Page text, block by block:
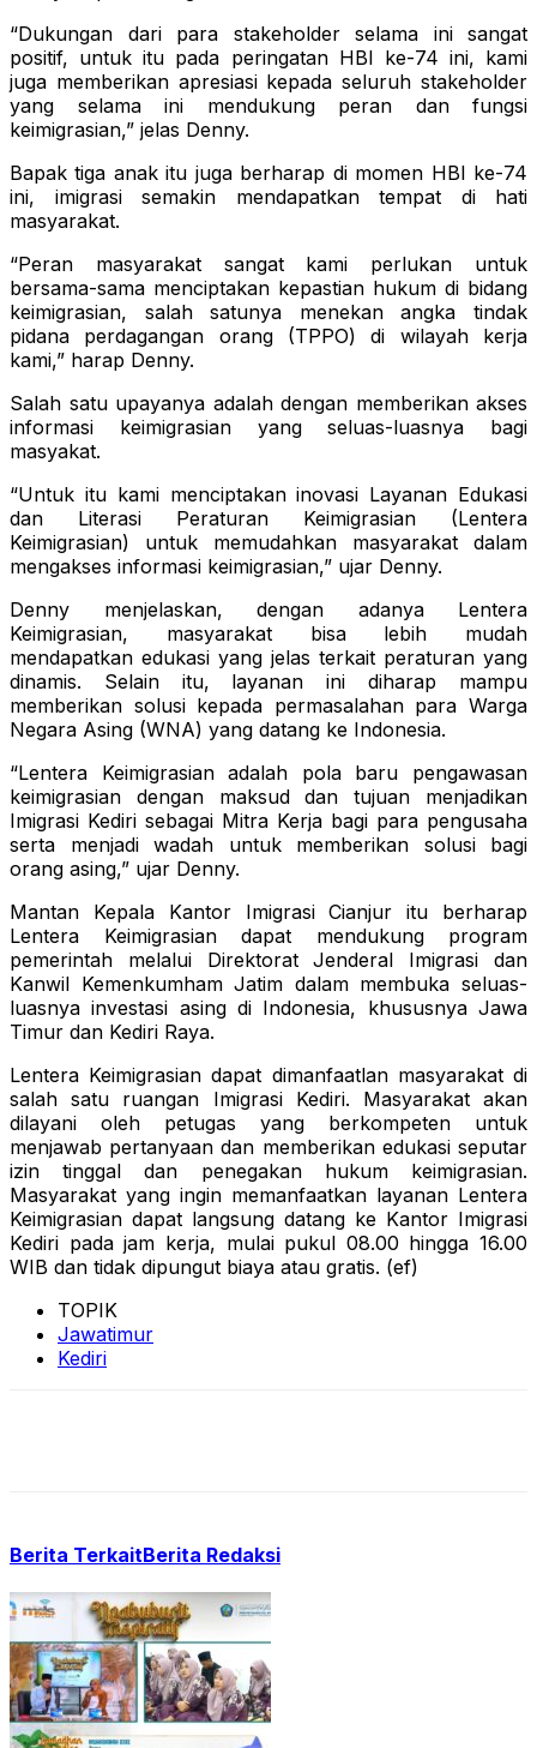
“Dukungan dari para stakeholder selama ini sangat
positif, untuk itu pada peringatan HBI ke-74 ini, kami
juga memberikan apresiasi kepada seluruh stakeholder
yang selama ini mendukung peran dan fungsi
keimigrasian,” jelas Denny.
Bapak tiga anak itu juga berharap di momen HBI ke-74
ini, imigrasi semakin mendapatkan tempat di hati
masyarakat.
“Peran masyarakat sangat kami perlukan untuk
bersama-sama menciptakan kepastian hukum di bidang
keimigrasian, salah satunya menekan angka tindak
pidana perdagangan orang (TPPO) di wilayah kerja
kami,” harap Denny.
Salah satu upayanya adalah dengan memberikan akses
informasi keimigrasian yang seluas-luasnya bagi
masyakat.
“Untuk itu kami menciptakan inovasi Layanan Edukasi
dan Literasi Peraturan Keimigrasian (Lentera
Keimigrasian) untuk memudahkan masyarakat dalam
mengakses informasi keimigrasian,” ujar Denny.
Denny menjelaskan, dengan adanya Lentera
Keimigrasian, masyarakat bisa lebih mudah
mendapatkan edukasi yang jelas terkait peraturan yang
dinamis. Selain itu, layanan ini diharap mampu
memberikan solusi kepada permasalahan para Warga
Negara Asing (WNA) yang datang ke Indonesia.
“Lentera Keimigrasian adalah pola baru pengawasan
keimigrasian dengan maksud dan tujuan menjadikan
Imigrasi Kediri sebagai Mitra Kerja bagi para pengusaha
serta menjadi wadah untuk memberikan solusi bagi
orang asing,” ujar Denny.
Mantan Kepala Kantor Imigrasi Cianjur itu berharap
Lentera Keimigrasian dapat mendukung program
pemerintah melalui Direktorat Jenderal Imigrasi dan
Kanwil Kemenkumham Jatim dalam membuka seluas-
luasnya investasi asing di Indonesia, khususnya Jawa
Timur dan Kediri Raya.
Lentera Keimigrasian dapat dimanfaatlan masyarakat di
salah satu ruangan Imigrasi Kediri. Masyarakat akan
dilayani oleh petugas yang berkompeten untuk
menjawab pertanyaan dan memberikan edukasi seputar
izin tinggal dan penegakan hukum keimigrasian.
Masyarakat yang ingin memanfaatkan layanan Lentera
Keimigrasian dapat langsung datang ke Kantor Imigrasi
Kediri pada jam kerja, mulai pukul 08.00 hingga 16.00
WIB dan tidak dipungut biaya atau gratis. (ef)
TOPIK
Jawatimur
Kediri
Berita TerkaitBerita Redaksi